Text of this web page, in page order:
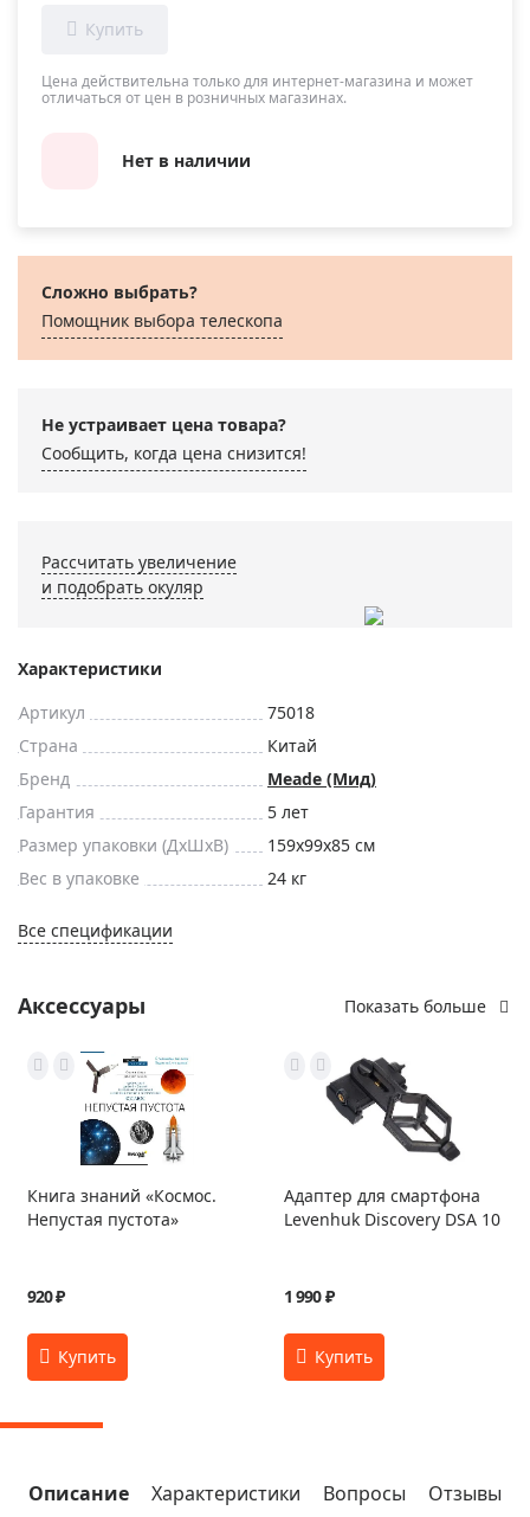
Цена действительна только для интернет-магазина и может
отличаться от цен в розничных магазинах.
Нет в наличии
Сложно выбрать?
Помощник выбора телескопа
Не устраивает цена товара?
Сообщить, когда цена снизится!
Рассчитать увеличение
и подобрать окуляр
Характеристики
Артикул
75018
Страна
Китай
Бренд
Meade (Мид)
Гарантия
5 лет
Размер упаковки (ДxШxВ)
159x99x85 см
Вес в упаковке
24 кг
Все спецификации
Аксессуары Показать больше
Книга знаний «Космос.
Непустая пустота»
920 ₽
Адаптер для смартфона
Levenhuk Discovery DSA 10
1 990 ₽
Описание Характеристики Вопросы Отзывы